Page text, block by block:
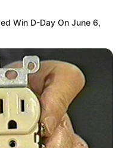
Win D-Day On June 6,